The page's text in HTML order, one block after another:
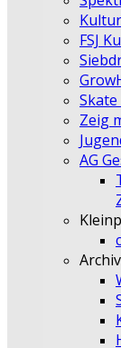
FSJ
Skate
Zeig
AG
Archiv